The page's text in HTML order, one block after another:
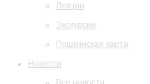
Лекции
Экскурсии
Пушкинская карта
Новости